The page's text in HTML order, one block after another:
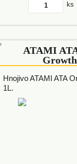
ks
ATAMI
Hnojivo ATAMI ATA
1L.